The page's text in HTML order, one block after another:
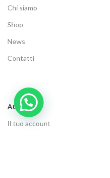
Chi siamo
Shop
News
Contatti
ACCOUNT
Il tuo account